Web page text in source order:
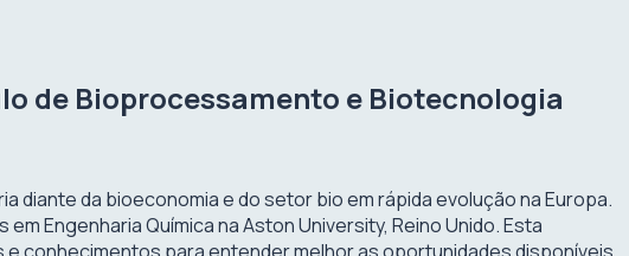
de Bioprocessamento e Biotecnologia
da bioeconomia e do setor bio em rápida evolução na Europa.
Engenharia Química na Aston University, Reino Unido. Esta